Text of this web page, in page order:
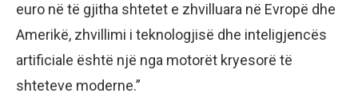
euro në të gjitha shtetet e zhvilluara në Evropë dhe
Amerikë, zhvillimi i teknologjisë dhe inteligjencës
artificiale është një nga motorët kryesorë të
shteteve moderne.”